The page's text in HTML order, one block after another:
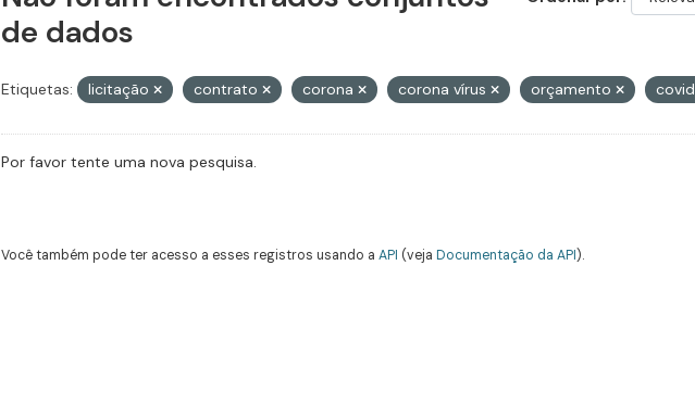
de dados
Etiquetas: licitação contrato corona corona vírus orçamento covid
Por favor tente uma nova pesquisa.
Você também pode ter acesso a esses registros usando a API (veja Documentação da API).